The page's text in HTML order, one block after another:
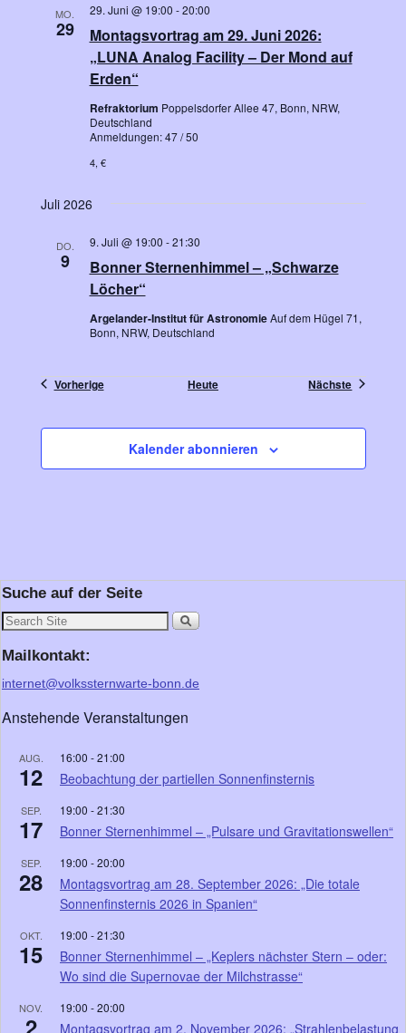
MO.
29
Montagsvortrag am 29. Juni 2026:
„LUNA Analog Facility – Der Mond auf
Erden“
29. Juni @ 19:00 -20:00
Refraktorium Poppelsdorfer Allee 47, Bonn, NRW,
Deutschland
Anmeldungen: 47 / 50
4, €
Juli 2026
DO.
9
Bonner Sternenhimmel – „Schwarze
Löcher“
9. Juli @ 19:00 -21:30
Argelander-Institut für AstronomieAuf dem Hügel 71,
Bonn, NRW, Deutschland
VorherigeVeranstaltungen Heute Nächste
Kalender abonnieren
Suche auf der Seite
Mailkontakt:
internet@volkssternwarte-bonn.de
Anstehende Veranstaltungen
AUG.
12
16:00 -21:00
Beobachtung der partiellen Sonnenfinsternis
SEP.
17
19:00 -21:30
Bonner Sternenhimmel – „Pulsare und Gravitationswellen“
SEP.
28
19:00 -20:00
Montagsvortrag am 28. September 2026: „Die totale
Sonnenfinsternis 2026 in Spanien“
OKT.
15
19:00 -21:30
Bonner Sternenhimmel – „Keplers nächster Stern – oder:
Wo sind die Supernovae der Milchstrasse“
NOV.
2
19:00 -20:00
Montagsvortrag am 2. November 2026: „Strahlenbelastung